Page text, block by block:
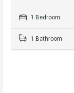
1 Bedroom
1 Bathroom